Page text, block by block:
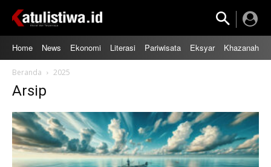
Home News Ekonomi Literasi Pariwisata Eksyar Khazanah
Beranda 2025
Arsip